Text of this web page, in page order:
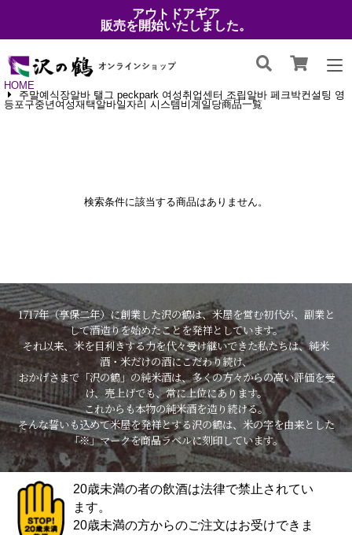
アウトドアギア
販売を開始いたしました。
HOME
주말예식장알바 탤그 peckpark 여성취업센터 조립알바 페크박컨설팅 영
등포구중년여성재택알바일자리 시스템비계일당商品一覧
検索条件に該当する商品はありません。
1717年（享保二年）に創業した沢の鶴は、米屋を営む初代が、副業と
して酒造りを始めたことを発祥としています。
それ以来、米を目利きする力を代々受け継いできた私たちは、純米
酒・米だけの酒にこだわり続け、
おかげさまで「沢の鶴」の純米酒は、多くの方々からの高い評価を受
け、売上げでも、常に上位にあります。
これからも本物の純米酒を造り続ける。
そんな誓いも込めて米屋を発祥とする沢の鶴は、米の字を由来とした
「※」マークを商品ラベルに刻印しています。
20歳未満の者の飲酒は法律で禁止されてい
ます。
20歳未満の方からのご注文はお受けできま